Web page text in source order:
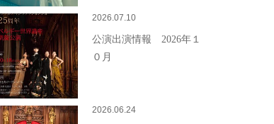
2026.07.10
公演出演情報 2026年１
０月
2026.06.24